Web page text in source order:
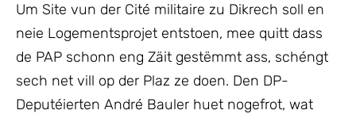
Um Site vun der Cité militaire zu Dikrech soll en
neie Logementsprojet entstoen, mee quitt dass
de PAP schonn eng Zäit gestëmmt ass, schéngt
sech net vill op der Plaz ze doen. Den DP-
Deputéierten André Bauler huet nogefrot, wat